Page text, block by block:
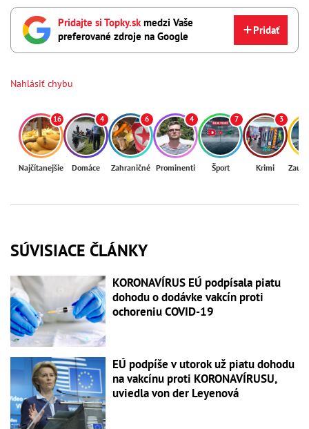
Pridajte si Topky.skmedzi Vaše
preferované zdroje na Google
Pridať
Nahlásiť chybu
16
Najčítanejšie
4
Domáce
6
Zahraničné
4
Prominenti
7
Šport
3
Krimi
SÚVISIACE ČLÁNKY
KORONAVÍRUS EÚ podpísala piatu
dohodu o dodávke vakcín proti
ochoreniu COVID-19
EÚ podpíše v utorok už piatu dohodu
na vakcínu proti KORONAVÍRUSU,
uviedla von der Leyenová